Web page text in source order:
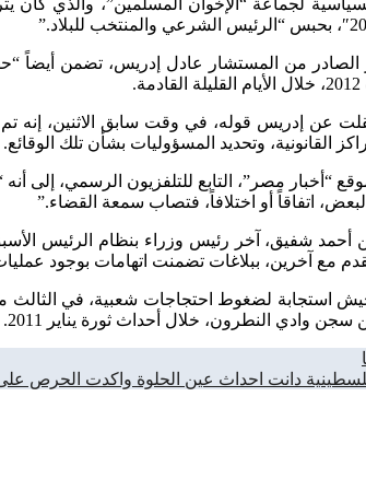
من المستشار عادل إدريس، تضمن أيضاً “حظر
عن إدريس قوله، في وقت سابق الاثنين، إنه تم
القانونية، وتحديد المسؤوليات بشأن تلك الوقائع.
مصر”، التابع للتلفزيون الرسمي، إلى
اتفاقاً أو اختلافاً، فتصاب سمعة القضاء.”
مع آخرين، ببلاغات تضمنت اتهامات بوجود عمليات
وادي النطرون، خلال أحداث ثورة يناير 2011
.
دانت احداث عين الحلوة واكدت الحرص